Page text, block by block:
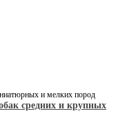
и мелких пород
средних и крупных